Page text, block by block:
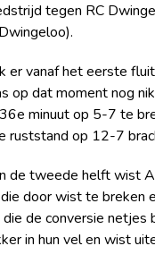
tegen RC
er vanaf het eerste
op dat moment nog
minuut op 5-7 te
ruststand op 12-7
de tweede helft wist
door wist te breken
de conversie
in hun vel en wist